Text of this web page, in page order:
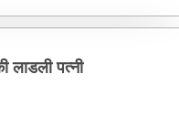
लाडली पत्नी